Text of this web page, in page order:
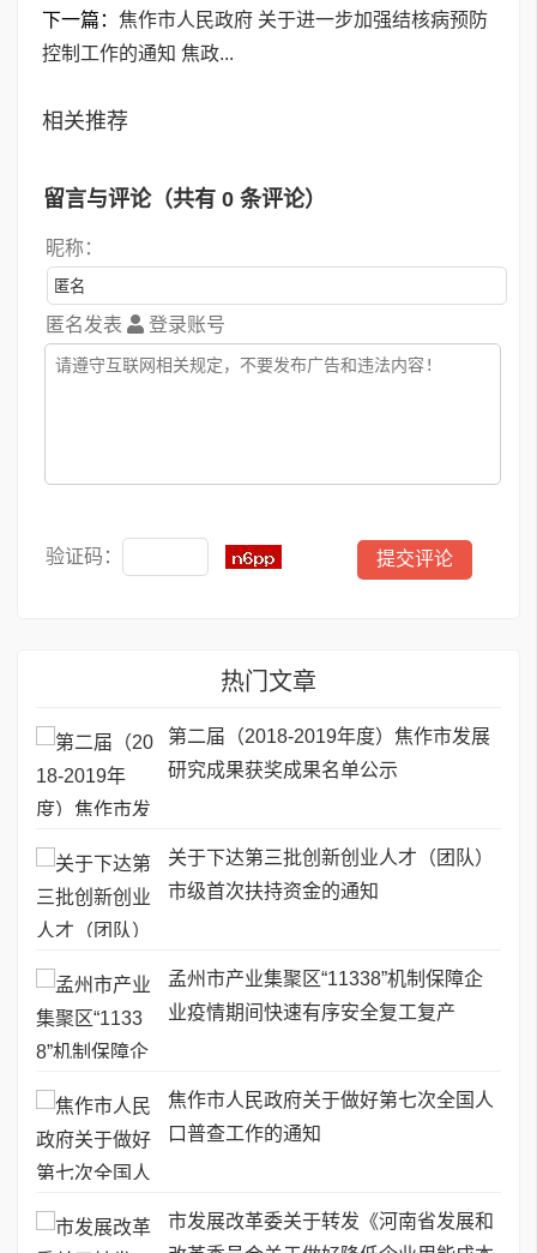
下一篇： 焦作市人民政府 关于进一步加强结核病预防
控制工作的通知 焦政...
相关推荐
留言与评论（共有 0 条评论）
昵称：
匿名发表 登录账号
验证码：
热门文章
第二届（2018-2019年度）焦作市发展
研究成果获奖成果名单公示
关于下达第三批创新创业人才（团队）
市级首次扶持资金的通知
孟州市产业集聚区“11338”机制保障企
业疫情期间快速有序安全复工复产
焦作市人民政府关于做好第七次全国人
口普查工作的通知
市发展改革委关于转发《河南省发展和